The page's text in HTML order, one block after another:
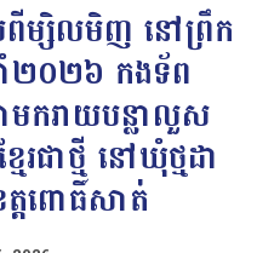
ពីម្សិលមិញ នៅព្រឹក
ាំ២០២៦ កងទ័ព
មករាយបន្លាលួស
រជាថ្មី នៅឃុំថ្មដា
ត្តពោធិ៍សាត់